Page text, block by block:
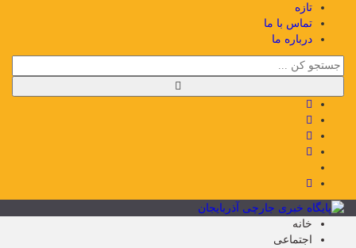
تازه
تماس با ما
درباره ما
خانه
اجتماعی